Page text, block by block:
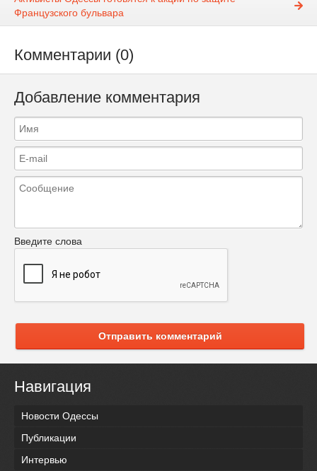
Французского бульвара
Комментарии (0)
Добавление комментария
Введите слова
Отправить комментарий
Навигация
Новости Одессы
Публикации
Интервью